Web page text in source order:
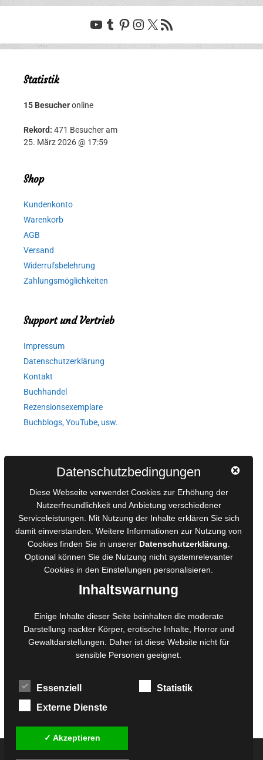
YouTube
Tumblr
Pinterest
Instagram
X RSS-Feed
Statistik
15 Besucheronline
Rekord: 471 Besucher am
25. März 2026 @ 17:59
Shop
Kundenkonto
Warenkorb
AGB
Versand
Widerrufsbelehrung
Zahlungsmöglichkeiten
Support und Vertrieb
Impressum
Datenschutzerklärung
Kontakt
Buchhandel
Rezensionsexemplare
Buchblogs, YouTube, usw.
AGB für Medienprojekte
Online-Artikel
Manuskripte einreichen
Ausschreibungen
Belegexemplare
Eigenbedarfsexemplare
Foto- und Bildbearbeitung
Fotorestauration
Creative Artwork
MPS Fotografie
WordPress Support
Datenschutzbedingungen
Diese Webseite verwendet Cookies zur Erhöhung der
Nutzerfreundlichkeit und Anbietung verschiedener
Serviceleistungen. Mit Nutzung der Inhalte erklären Sie sich
damit einverstanden. Weitere Informationen zur Nutzung von
Cookies finden Sie in unserer Datenschutzerklärung
Optional können Sie die Nutzung nicht systemrelevanter
Cookies in den Einstellungen personalisieren.
Inhaltswarnung
Einige Inhalte dieser Seite beinhalten die moderate
Darstellung nackter Körper, erotische Inhalte, Horror und
Gewaltdarstellungen. Daher ist diese Website nicht für
sensible Personen geeignet.
Essenziell
Statistik
Externe Dienste
✓ Akzeptieren